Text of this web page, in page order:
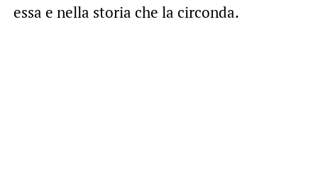
essa e nella storia che la circonda.